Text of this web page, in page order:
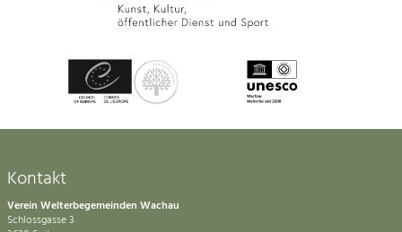
Kontakt
Verein Welterbegemeinden Wachau
Schlossgasse 3